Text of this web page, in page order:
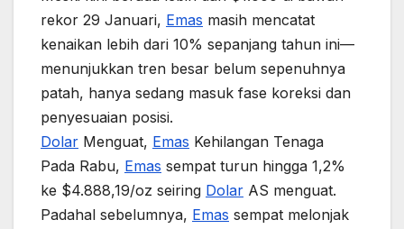
rekor 29 Januari, Emas masih mencatat
kenaikan lebih dari 10% sepanjang tahun ini—
menunjukkan tren besar belum sepenuhnya
patah, hanya sedang masuk fase koreksi dan
penyesuaian posisi.
Dolar Menguat, Emas Kehilangan Tenaga
Pada Rabu, Emas sempat turun hingga 1,2%
ke $4.888,19/oz seiring Dolar AS menguat.
Padahal sebelumnya, Emas sempat melonjak